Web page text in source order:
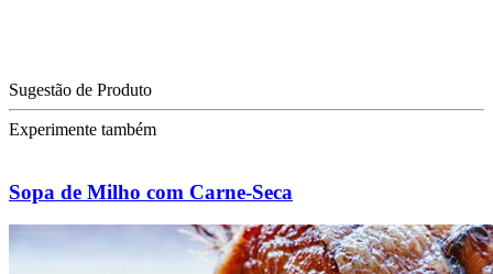
Sugestão de Produto
Experimente também
Sopa de Milho com Carne-Seca